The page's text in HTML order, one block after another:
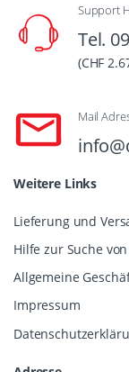
Support
Tel.
(CHF
Mail
Weitere Links
Lieferung und
Hilfe zur Suche
Allgemeine
Impressum